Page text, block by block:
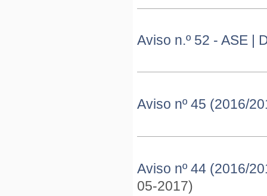
Aviso n.º 52 - ASE |
Aviso nº 45 (2016/
Aviso nº 44 (2016/
05-2017)